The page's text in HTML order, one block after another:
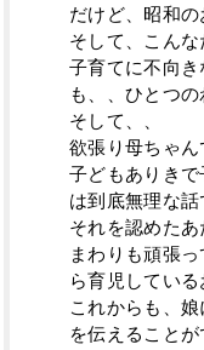
だけど、昭和
そして、こん
子育てに不向
も、、ひとつ
そして、、
欲張り母ちゃ
子どもありき
は到底無理な
それを認めた
まわりも頑張
ら育児してい
これからも、
を伝えること